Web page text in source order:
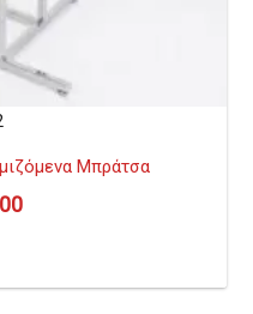
Μπράτσα